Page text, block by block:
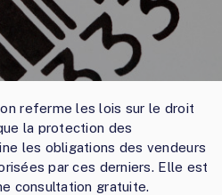
referme les lois sur le droit
la protection des
les obligations des vendeurs
par ces derniers. Elle est
consultation gratuite.